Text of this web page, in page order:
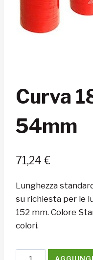
Curva
54mm
71,24 €
Lunghezza
su richiesta per le
152 mm. Colore
colori.
Curva